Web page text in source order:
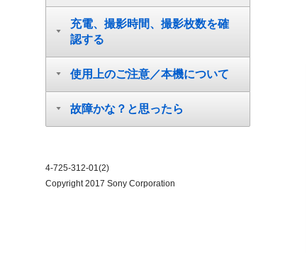
充電、撮影時間、撮影枚数を確
認する
使用上のご注意／本機について
故障かな？と思ったら
4-725-312-01(2)
Copyright 2017 Sony Corporation